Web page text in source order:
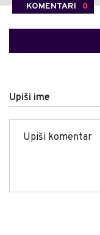
KOMENTARI 0
Upiši ime